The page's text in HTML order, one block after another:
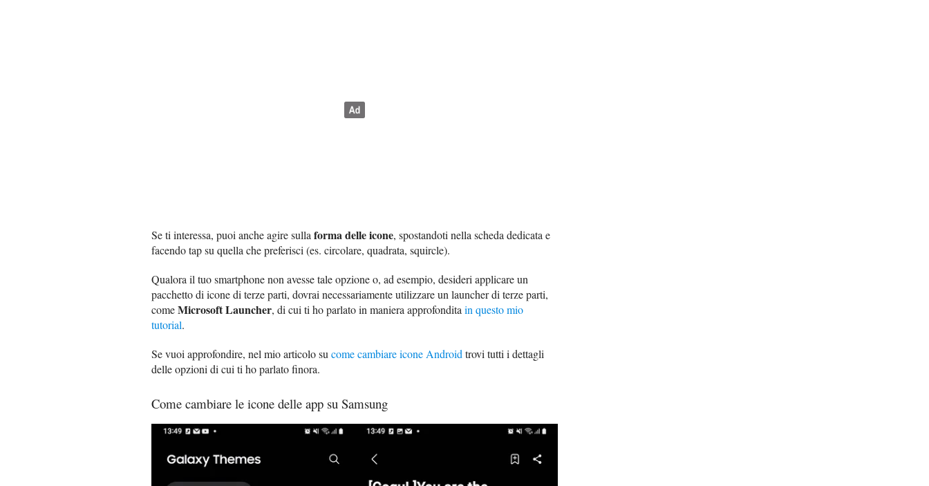
Se ti interessa, puoi anche agire sullaforma delle icone, spostandoti nella scheda dedicata e
facendo tap su quella che preferisci (es. circolare, quadrata, squircle).
Qualora il tuo smartphone non avesse tale opzione o, ad esempio, desideri applicare un
pacchetto di icone di terze parti, dovrai necessariamente utilizzare un launcher di terze parti,
comeMicrosoft Launcher, di cui ti ho parlato in maniera approfonditain questo mio
tutorial.
Se vuoi approfondire, nel mio articolo sucome cambiare icone Androidtrovi tutti i dettagli
delle opzioni di cui ti ho parlato finora.
Come cambiare le icone delle app su Samsung